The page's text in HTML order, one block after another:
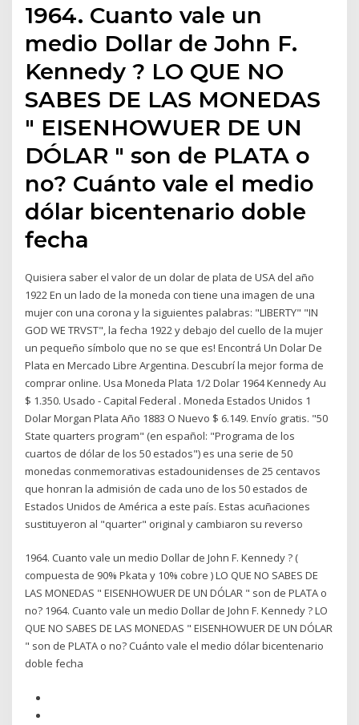
1964. Cuanto vale un
medio Dollar de John F.
Kennedy ? LO QUE NO
SABES DE LAS MONEDAS
" EISENHOWUER DE UN
DÓLAR " son de PLATA o
no? Cuánto vale el medio
dólar bicentenario doble
fecha
Quisiera saber el valor de un dolar de plata de USA del año
1922 En un lado de la moneda con tiene una imagen de una
mujer con una corona y la siguientes palabras: "LIBERTY" "IN
GOD WE TRVST", la fecha 1922 y debajo del cuello de la mujer
un pequeño símbolo que no se que es! Encontrá Un Dolar De
Plata en Mercado Libre Argentina. Descubrí la mejor forma de
comprar online. Usa Moneda Plata 1/2 Dolar 1964 Kennedy Au
$ 1.350. Usado - Capital Federal . Moneda Estados Unidos 1
Dolar Morgan Plata Año 1883 O Nuevo $ 6.149. Envío gratis. "50
State quarters program" (en español: "Programa de los
cuartos de dólar de los 50 estados") es una serie de 50
monedas conmemorativas estadounidenses de 25 centavos
que honran la admisión de cada uno de los 50 estados de
Estados Unidos de América a este país. Estas acuñaciones
sustituyeron al "quarter" original y cambiaron su reverso
1964. Cuanto vale un medio Dollar de John F. Kennedy ? (
compuesta de 90% Pkata y 10% cobre ) LO QUE NO SABES DE
LAS MONEDAS " EISENHOWUER DE UN DÓLAR " son de PLATA o
no? 1964. Cuanto vale un medio Dollar de John F. Kennedy ? LO
QUE NO SABES DE LAS MONEDAS " EISENHOWUER DE UN DÓLAR
" son de PLATA o no? Cuánto vale el medio dólar bicentenario
doble fecha